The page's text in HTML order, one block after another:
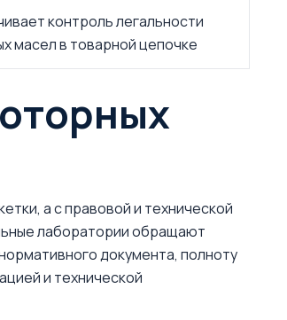
контроль легальности
масел в товарной цепочке
а с правовой и технической
лаборатории обращают
документа, полноту
и технической